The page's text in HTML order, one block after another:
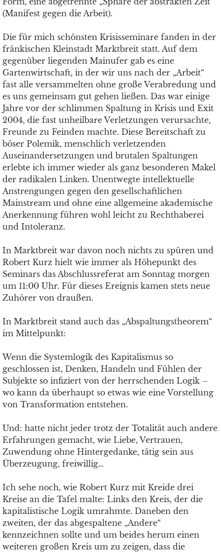
(Manifest gegen die Arbeit).
Die für mich schönsten Krisisseminare fanden in der
fränkischen Kleinstadt Marktbreit statt. Auf dem
gegenüber liegenden Mainufer gab es eine
Gartenwirtschaft, in der wir uns nach der „Arbeit“
fast alle versammelten ohne große Verabredung und
es uns gemeinsam gut gehen ließen. Das war einige
Jahre vor der schlimmen Spaltung in Krisis und Exit
2004, die fast unheilbare Verletzungen verursachte,
Freunde zu Feinden machte. Diese Bereitschaft zu
böser Polemik, menschlich verletzenden
Auseinandersetzungen und brutalen Spaltungen
erlebte ich immer wieder als ganz besonderen Makel
der radikalen Linken. Unentwegte intellektuelle
Anstrengungen gegen den gesellschaftlichen
Mainstream und ohne eine allgemeine akademische
Anerkennung führen wohl leicht zu Rechthaberei
und Intoleranz.
In Marktbreit war davon noch nichts zu spüren und
Robert Kurz hielt wie immer als Höhepunkt des
Seminars das Abschlussreferat am Sonntag morgen
um 11:00 Uhr. Für dieses Ereignis kamen stets neue
Zuhörer von draußen.
In Marktbreit stand auch das „Abspaltungstheorem“
im Mittelpunkt:
Wenn die Systemlogik des Kapitalismus so
geschlossen ist, Denken, Handeln und Fühlen der
Subjekte so infiziert von der herrschenden Logik –
wo kann da überhaupt so etwas wie eine Vorstellung
von Transformation entstehen.
Und: hatte nicht jeder trotz der Totalität auch andere
Erfahrungen gemacht, wie Liebe, Vertrauen,
Zuwendung ohne Hintergedanke, tätig sein aus
Überzeugung, freiwillig…
Ich sehe noch, wie Robert Kurz mit Kreide drei
Kreise an die Tafel malte: Links den Kreis, der die
kapitalistische Logik umrahmte. Daneben den
zweiten, der das abgespaltene „Andere“
kennzeichnen sollte und um beides herum einen
weiteren großen Kreis um zu zeigen, dass die